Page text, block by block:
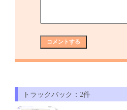
トラックバック：2件